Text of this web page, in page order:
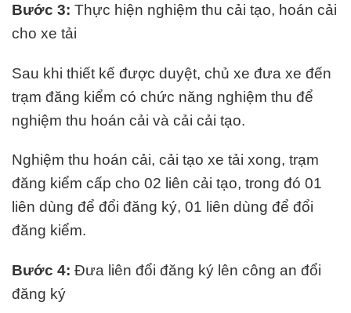
Bước 3: Thực hiện nghiệm thu cải tạo, hoán cải
cho xe tải
Sau khi thiết kế được duyệt, chủ xe đưa xe đến
trạm đăng kiểm có chức năng nghiệm thu để
nghiệm thu hoán cải và cải cải tạo.
Nghiệm thu hoán cải, cải tạo xe tải xong, trạm
đăng kiểm cấp cho 02 liên cải tạo, trong đó 01
liên dùng để đổi đăng ký, 01 liên dùng để đổi
đăng kiểm.
Bước 4: Đưa liên đổi đăng ký lên công an đổi
đăng ký